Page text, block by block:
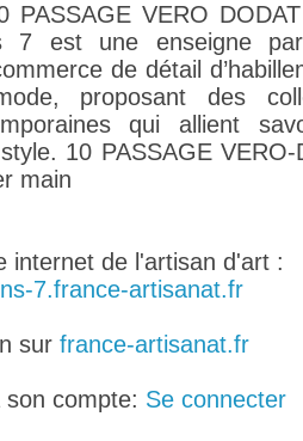
PASSAGE VERO
7 est une enseigne
de détail
proposant des
qui allient
10 PASSAGE VERO-
main
internet de l'artisan d'art :
7.france-artisanat.fr
sur france-artisanat.fr
compte: Se connecter